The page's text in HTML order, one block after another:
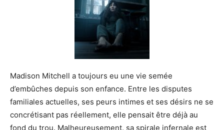
Madison Mitchell a toujours eu une vie semée
d’embûches depuis son enfance. Entre les disputes
familiales actuelles, ses peurs intimes et ses désirs ne se
concrétisant pas réellement, elle pensait être déjà au
fond du trou. Malheureusement, sa spirale infernale est